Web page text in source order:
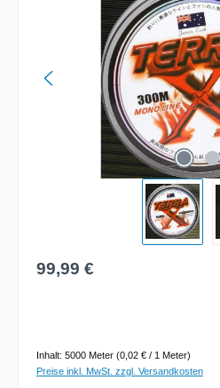
Regulärer Preis:
99,99 €
Inhalt: 5000 Meter (0,02 € / 1 Meter)
Preise inkl. MwSt. zzgl. Versandkosten